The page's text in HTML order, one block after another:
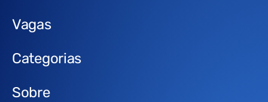
Vagas
Categorias
Sobre